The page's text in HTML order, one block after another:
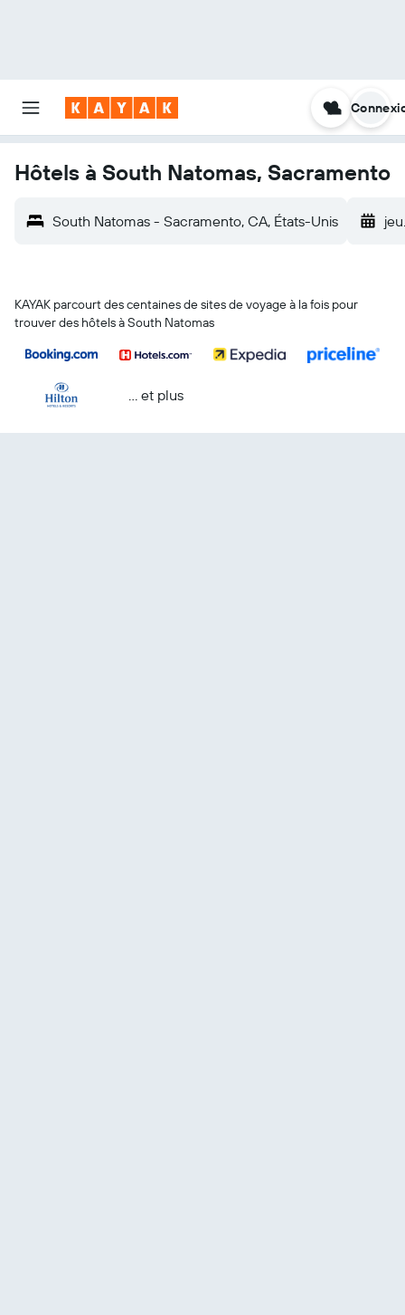
Hôtels à South Natomas, Sacramento
South Natomas - Sacramento, CA, États-Unis
KAYAK parcourt des centaines de sites de voyage à la fois pour
trouver des hôtels à South Natomas
… et plus